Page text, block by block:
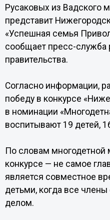
Русаковых из Вадского
представит
«Успешная семья
сообщает пресс-служба
правительства.
Согласно информации,
победу в конкурсе
в номинации
воспитывают 19 детей,
По словам многодетной
конкурсе — не самое
является совместное
детьми, когда все
делом.